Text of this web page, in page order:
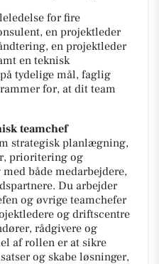
for fire
en projektleder
en projektleder
en teknisk
tydelige mål, faglig
for, at dit team
teamchef
strategisk planlægning,
prioritering og
både medarbejdere,
Du arbejder
og øvrige teamchefer
og driftscentre
rådgivere og
af rollen er at sikre
og skabe løsninger,